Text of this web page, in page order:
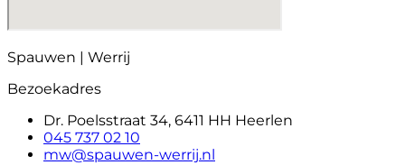
Spauwen | Werrij
Bezoekadres
Dr. Poelsstraat 34, 6411 HH Heerlen
045 737 02 10
mw@spauwen-werrij.nl